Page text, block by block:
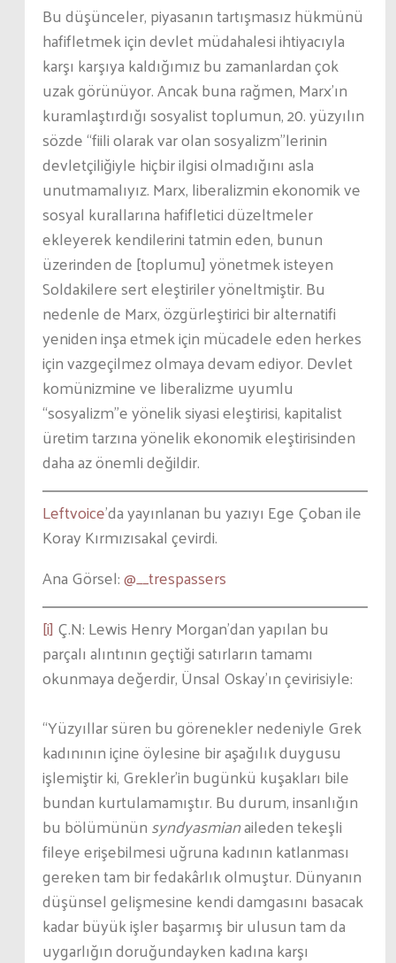
Bu düşünceler, piyasanın tartışmasız hükmünü
hafifletmek için devlet müdahalesi ihtiyacıyla
karşı karşıya kaldığımız bu zamanlardan çok
uzak görünüyor. Ancak buna rağmen, Marx’ın
kuramlaştırdığı sosyalist toplumun, 20. yüzyılın
sözde “fiili olarak var olan sosyalizm”lerinin
devletçiliğiyle hiçbir ilgisi olmadığını asla
unutmamalıyız. Marx, liberalizmin ekonomik ve
sosyal kurallarına hafifletici düzeltmeler
ekleyerek kendilerini tatmin eden, bunun
üzerinden de [toplumu] yönetmek isteyen
Soldakilere sert eleştiriler yöneltmiştir. Bu
nedenle de Marx, özgürleştirici bir alternatifi
yeniden inşa etmek için mücadele eden herkes
için vazgeçilmez olmaya devam ediyor. Devlet
komünizmine ve liberalizme uyumlu
“sosyalizm”e yönelik siyasi eleştirisi, kapitalist
üretim tarzına yönelik ekonomik eleştirisinden
daha az önemli değildir.
Leftvoice’da yayınlanan bu yazıyı Ege Çoban ile
Koray Kırmızısakal çevirdi.
Ana Görsel:@__trespassers
[i] Ç.N: Lewis Henry Morgan’dan yapılan bu
parçalı alıntının geçtiği satırların tamamı
okunmaya değerdir, Ünsal Oskay’ın çevirisiyle:
“Yüzyıllar süren bu görenekler nedeniyle Grek
kadınının içine öy­lesine bir aşağılık duygusu
işlemiştir ki, Grekler’in bugünkü kuşakları bile
bundan kurtulamamıştır. Bu durum, insanlığın
bu bölümününsyndyasmianaileden tekeşli
fileye erişebilmesi uğruna kadının kat­lanması
gereken tam bir fedakârlık olmuştur. Dünyanın
düşünsel gelişmesine kendi damgasını basacak
kadar büyük işler başarmış bir ulusun tam da
uygarlığın doruğundayken kadına karşı